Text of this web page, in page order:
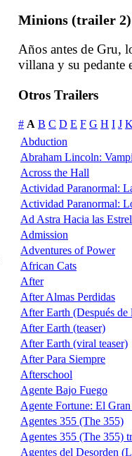
Minions (trailer 2)
Años antes de Gru,
villana y su pedante
Otros Trailers
# A B C D E F G H I J
Abduction
Abraham Lincoln:
Across the Hall
Actividad Paranormal:
Actividad Paranormal:
Ad Astra Hacia las
Admission
Adventures of Power
African Cats
After
After Almas Perdidas
After Earth (Después de
After Earth (teaser)
After Earth (viral teaser)
After Para Siempre
Afterschool
Agente Bajo Fuego
Agente Fortune: El
Agentes 355 (The 355)
Agentes 355 (The 355)
Agentes del Desorden